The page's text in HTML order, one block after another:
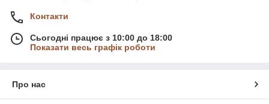
Контакти
Сьогодні працює з 10:00 до 18:00
Показати весь графік роботи
Про нас